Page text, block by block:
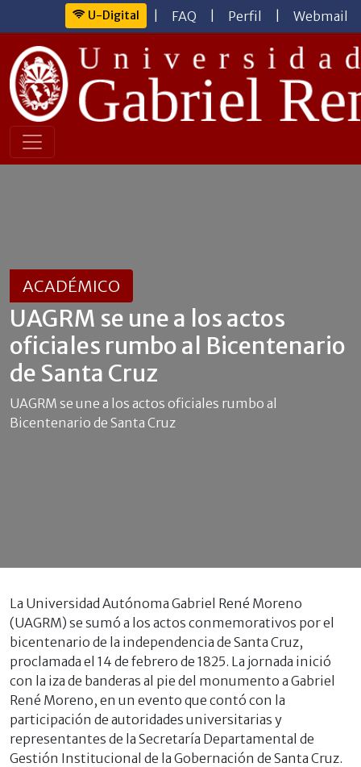
U-Digital FAQ Perfil Webmail
ACADÉMICO
UAGRM se une a los actos
oficiales rumbo al Bicentenario
de Santa Cruz
UAGRM se une a los actos oficiales rumbo al
Bicentenario de Santa Cruz
La Universidad Autónoma Gabriel René Moreno
(UAGRM) se sumó a los actos conmemorativos por el
bicentenario de la independencia de Santa Cruz,
proclamada el 14 de febrero de 1825. La jornada inició
con la iza de banderas al pie del monumento a Gabriel
René Moreno, en un evento que contó con la
participación de autoridades universitarias y
representantes de la Secretaría Departamental de
Gestión Institucional de la Gobernación de Santa Cruz.